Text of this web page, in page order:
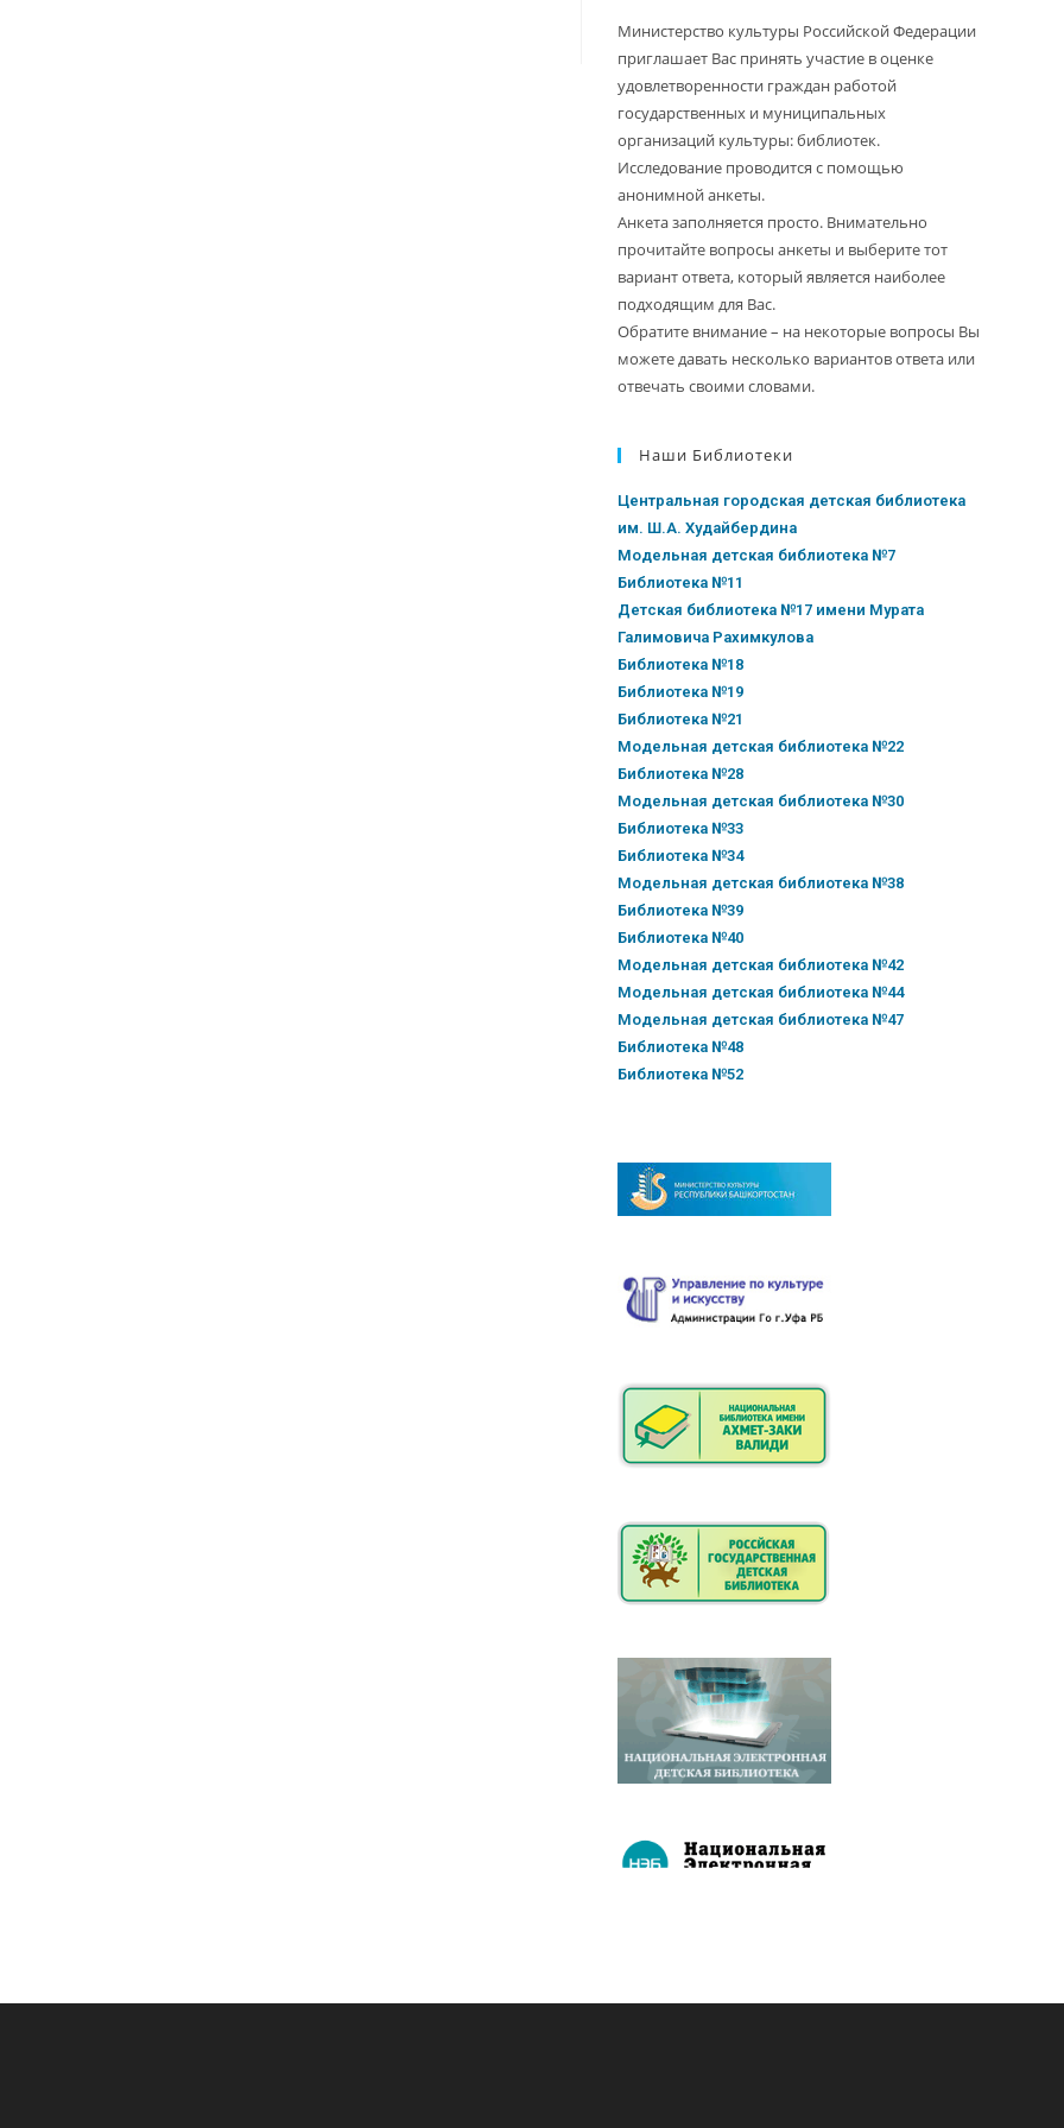
Министерство культуры Российской Федерации
приглашает Вас принять участие в оценке
удовлетворенности граждан работой
государственных и муниципальных
организаций культуры: библиотек.
Исследование проводится с помощью
анонимной анкеты.
Анкета заполняется просто. Внимательно
прочитайте вопросы анкеты и выберите тот
вариант ответа, который является наиболее
подходящим для Вас.
Обратите внимание – на некоторые вопросы Вы
можете давать несколько вариантов ответа или
отвечать своими словами.
Наши Библиотеки
Центральная городская детская библиотека
им. Ш.А. Худайбердина
Модельная детская библиотека №7
Библиотека №11
Детская библиотека №17 имени Мурата
Галимовича Рахимкулова
Библиотека №18
Библиотека №19
Библиотека №21
Модельная детская библиотека №22
Библиотека №28
Модельная детская библиотека №30
Библиотека №33
Библиотека №34
Модельная детская библиотека №38
Библиотека №39
Библиотека №40
Модельная детская библиотека №42
Модельная детская библиотека №44
Модельная детская библиотека №47
Библиотека №48
Библиотека №52